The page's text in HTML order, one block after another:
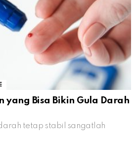
yang Bisa Bikin Gula Darah
tetap stabil sangatlah